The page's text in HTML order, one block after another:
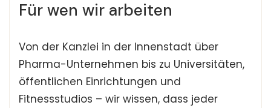
Für wen wir arbeiten
Von der Kanzlei in der Innenstadt über
Pharma-Unternehmen bis zu Universitäten,
öffentlichen Einrichtungen und
Fitnessstudios – wir wissen, dass jeder